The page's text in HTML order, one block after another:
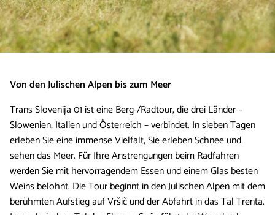
Von den Julischen Alpen bis zum Meer
Trans Slovenija 01 ist eine Berg-/Radtour, die drei Länder –
Slowenien, Italien und Österreich – verbindet. In sieben Tagen
erleben Sie eine immense Vielfalt, Sie erleben Schnee und
sehen das Meer. Für Ihre Anstrengungen beim Radfahren
werden Sie mit hervorragendem Essen und einem Glas besten
Weins belohnt. Die Tour beginnt in den Julischen Alpen mit dem
berühmten Aufstieg auf Vršič und der Abfahrt in das Tal Trenta.